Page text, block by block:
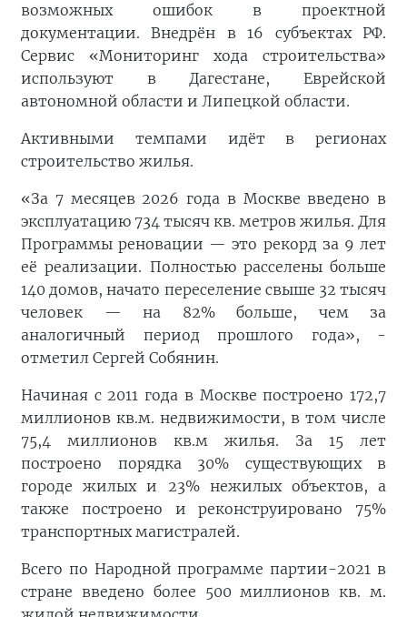
возможных ошибок в проектной
документации. Внедрён в 16 субъектах РФ.
Сервис «Мониторинг хода строительства»
используют в Дагестане, Еврейской
автономной области и Липецкой области.
Активными темпами идёт в регионах
строительство жилья.
«За 7 месяцев 2026 года в Москве введено в
эксплуатацию 734 тысяч кв. метров жилья. Для
Программы реновации — это рекорд за 9 лет
её реализации. Полностью расселены больше
140 домов, начато переселение свыше 32 тысяч
человек — на 82% больше, чем за
аналогичный период прошлого года», -
отметил Сергей Собянин.
Начиная с 2011 года в Москве построено 172,7
миллионов кв.м. недвижимости, в том числе
75,4 миллионов кв.м жилья. За 15 лет
построено порядка 30% существующих в
городе жилых и 23% нежилых объектов, а
также построено и реконструировано 75%
транспортных магистралей.
Всего по Народной программе партии-2021 в
стране введено более 500 миллионов кв. м.